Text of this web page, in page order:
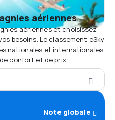
aériennes
aériennes et choisissez
besoins. Le classement eSky
nationales et internationales
confort et de prix.
Note globale